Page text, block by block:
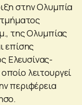
στην Ολυμπία
της Ολυμπίας
επίσης
Ελευσίνας-
λειτουργεί
περιφέρεια